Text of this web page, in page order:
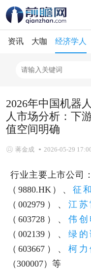
资讯 大咖 经济学人
2026年中国机器
人市场分析：下
值空间明确
蒋金成 2026-05-29
行业主要上市公司：
（9880.HK）、征
（002979）、 江苏
（603728）、 伟创
（002139）、 绿的
（603667）、 柯力
（300007）等